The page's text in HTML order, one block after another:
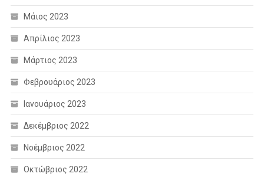
Μάιος 2023
Απρίλιος 2023
Μάρτιος 2023
Φεβρουάριος 2023
Ιανουάριος 2023
Δεκέμβριος 2022
Νοέμβριος 2022
Οκτώβριος 2022